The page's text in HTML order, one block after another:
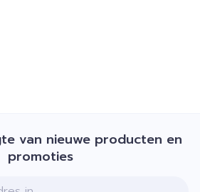
van nieuwe producten en
promoties